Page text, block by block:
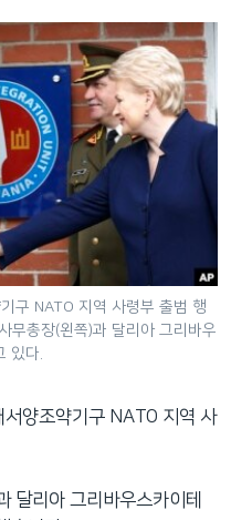
구 NATO 지역 사령부 출범 행
무총장(왼쪽)과 달리아 그리바우
있다.
양조약기구 NATO 지역 사
달리아 그리바우스카이테